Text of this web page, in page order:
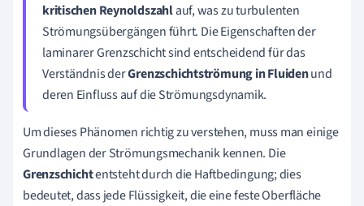
kritischen Reynoldszahlauf, was zu turbulenten
Strömungsübergängen führt. Die Eigenschaften der
laminarer Grenzschicht sind entscheidend für das
Verständnis derGrenzschichtströmung in Fluidenund
deren Einfluss auf die Strömungsdynamik.
Um dieses Phänomen richtig zu verstehen, muss man einige
Grundlagen der Strömungsmechanik kennen. Die
Grenzschichtentsteht durch die Haftbedingung; dies
bedeutet, dass jede Flüssigkeit, die eine feste Oberfläche